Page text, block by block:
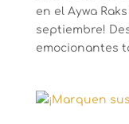
en el Aywa
septiembre!
emocionantes